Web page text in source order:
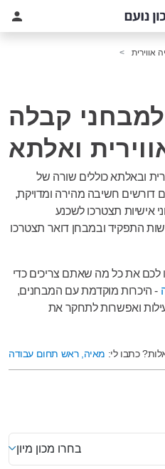
אווירית
קבלה
ואלתא
ובאלתא כוללים שורה של
דורשים חשיבה מהירה ומדויקת,
אישיות תצטרכו לשכנע
התפקיד ובמבחן דואר תצטרכו
לכם את כל מה שאתם צריכים כדי
- היכרות מוקדמת עם המבחנים,
ואפשרות לתחקר את
כתבו לי: מאיה, ראש תחום עבודה
בחרו מכון מיון